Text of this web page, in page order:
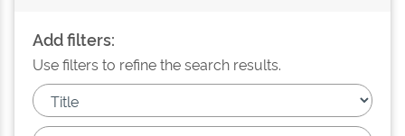
Add filters:
Use filters to refine the search results.